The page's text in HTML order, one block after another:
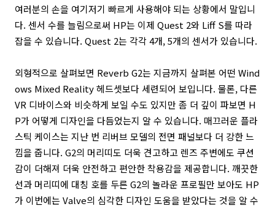
여러분의 손을 여기저기 빠르게 사용해야 되는 상황에서 말입니
다. 센서 수를 늘림으로써 HP는 이제 Quest 2와 Liff S를 따라
잡을 수 있습니다. Quest 2는 각각 4개, 5개의 센서가 있습니다.
외형적으로 살펴보면 Reverb G2는 지금까지 살펴본 어떤 Wind
ows Mixed Reality 헤드셋보다 세련되어 보입니다. 물론, 다른
VR 디바이스와 비슷하게 보일 수도 있지만 좀 더 깊이 파보면 H
P가 어떻게 디자인을 다듬었는지 알 수 있습니다. 매끄러운 플라
스틱 케이스는 지난 번 리버브 모델의 전면 패널보다 더 강한 느
낌을 줍니다. G2의 머리띠도 더욱 견고하고 렌즈 주변에도 쿠션
감이 더해져 더욱 안전하고 편안한 착용감을 제공합니다. 깨끗한
선과 머리띠에 대칭 호를 두른 G2의 놀라운 프로필만 보아도 HP
가 이번에는 Valve의 심각한 디자인 도움을 받았다는 것을 알 수